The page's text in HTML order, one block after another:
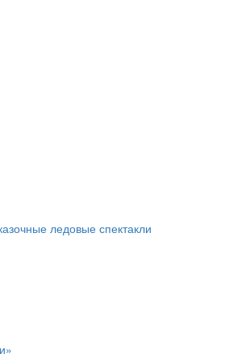
ледовые спектакли